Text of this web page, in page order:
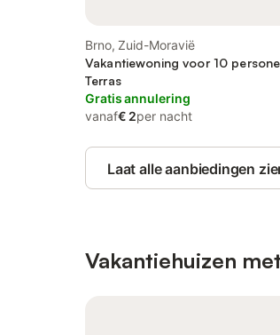
Brno, Zuid-Moravië
Vakantiewoning voor 10
Terras
Gratis annulering
vanaf€ 2per nacht
Laat alle aanbiedingen
Vakantiehuizen